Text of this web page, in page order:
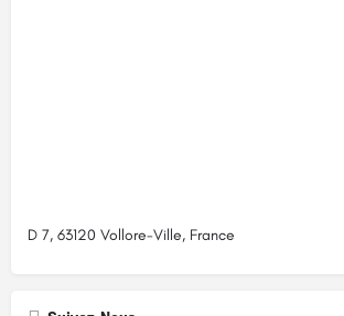
D 7, 63120 Vollore-Ville, France